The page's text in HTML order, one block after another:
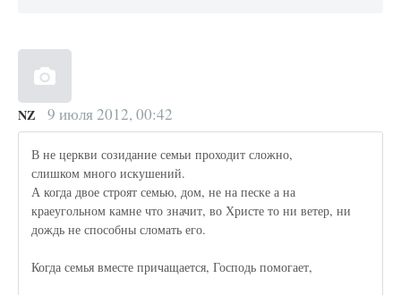
NZ 9 июля 2012, 00:42
В не церкви созидание семьи проходит сложно,
слишком много искушений.
А когда двое строят семью, дом, не на песке а на
краеугольном камне что значит, во Христе то ни ветер, ни
дождь не способны сломать его.
Когда семья вместе причащается, Господь помогает,